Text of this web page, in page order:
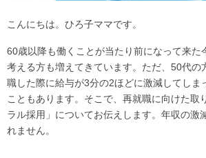
こんにちは。ひろ子ママです。
60歳以降も働くことが当たり前になって来た
考える方も増えてきています。ただ、50代の
職した際に給与が3分の2ほどに激減してしま
こともあります。そこで、再就職に向けた取
ラル採用」についてお伝えします。年収の激
れません。